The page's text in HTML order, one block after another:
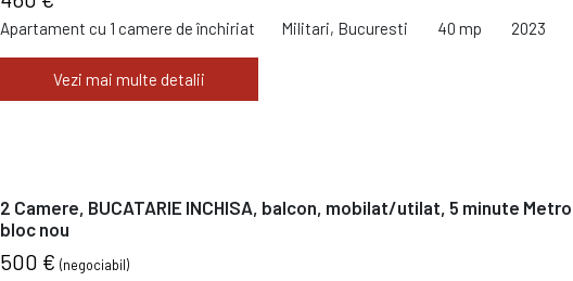
Apartament cu 1 camere de închiriat Militari, Bucuresti 40 mp 2023
Vezi mai multe detalii
2 Camere, BUCATARIE INCHISA, balcon, mobilat/utilat, 5 minute
bloc nou
500 € (negociabil)